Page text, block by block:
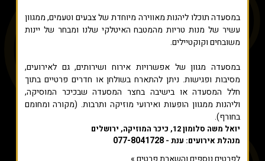
במסעדה תוכלו ליהנות מאווירה מיוחדת של צבעים וטעמים, ממגוון
עשיר של מנות טריות מהמטבח האיטלקי שלנו ומבחר של יינות
משובחים וקוקטיילים.
במסעדה מגוון של אפשרויות אירוח ושירותים, גם לאירועים,
מסיבות ופגישות. ניתן להתארח בשולחן או חדרים פרטיים בתוך
חלל המסעדה או בישיבה בחצר המסעדה שבכיכר המוסיקה,
וליהנות ממגוון הופעות ואירועי מוזיקה ותרבות. (מקורה ומחומם
בחורף).
יואל משה סלומון 12, כיכר המוזיקה, ירושלים
מנהלת אירועים: ענת - 077-8041728